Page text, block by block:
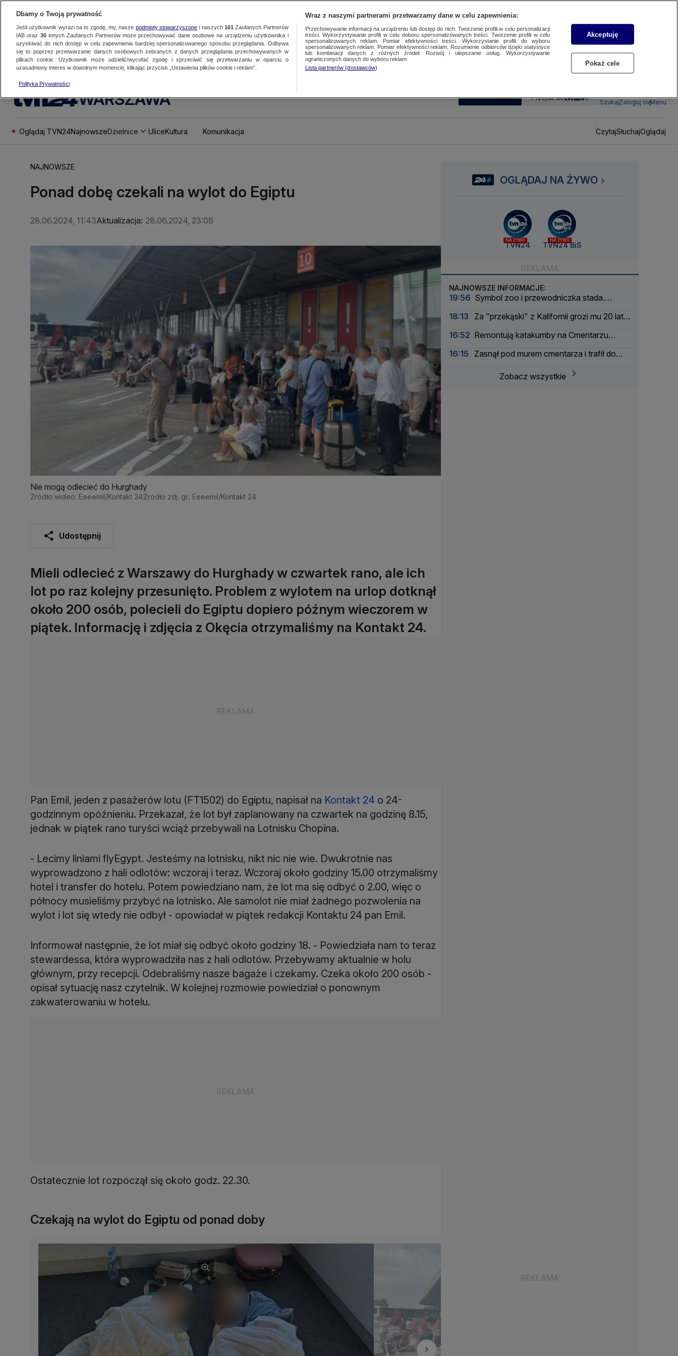
WARSZAWA SUBSKRYBUJ Przejdź do
SzukajZaloguj sięMenu
Oglądaj TVN24NajnowszeDzielnice UliceKultura Komunikacja CzytajSłuchajOglądaj
NAJNOWSZE
Ponad dobę czekali na wylot do Egiptu
28.06.2024, 11:43Aktualizacja: 28.06.2024, 23:08
Nie mogą odlecieć do Hurghady
Źródło wideo: Eeeemil/Kontakt 24Źródło zdj. gł.: Eeeemil/Kontakt 24
Udostępnij
Mieli odlecieć z Warszawy do Hurghady w czwartek rano, ale ich
lot po raz kolejny przesunięto. Problem z wylotem na urlop dotknął
około 200 osób, polecieli do Egiptu dopiero późnym wieczorem w
piątek. Informację i zdjęcia z Okęcia otrzymaliśmy na Kontakt 24.
Pan Emil, jeden z pasażerów lotu (FT1502) do Egiptu, napisał na Kontakt 24 o 24-
godzinnym opóźnieniu. Przekazał, że lot był zaplanowany na czwartek na godzinę 8.15,
jednak w piątek rano turyści wciąż przebywali na Lotnisku Chopina.
- Lecimy liniami flyEgypt. Jesteśmy na lotnisku, nikt nic nie wie. Dwukrotnie nas
wyprowadzono z hali odlotów: wczoraj i teraz. Wczoraj około godziny 15.00 otrzymaliśmy
hotel i transfer do hotelu. Potem powiedziano nam, że lot ma się odbyć o 2.00, więc o
północy musieliśmy przybyć na lotnisko. Ale samolot nie miał żadnego pozwolenia na
wylot i lot się wtedy nie odbył - opowiadał w piątek redakcji Kontaktu 24 pan Emil.
Informował następnie, że lot miał się odbyć około godziny 18. - Powiedziała nam to teraz
stewardessa, która wyprowadziła nas z hali odlotów. Przebywamy aktualnie w holu
głównym, przy recepcji. Odebraliśmy nasze bagaże i czekamy. Czeka około 200 osób -
opisał sytuację nasz czytelnik. W kolejnej rozmowie powiedział o ponownym
zakwaterowaniu w hotelu.
Ostatecznie lot rozpoczął się około godz. 22.30.
Czekają na wylot do Egiptu od ponad doby
OGLĄDAJ NA ŻYWO
NA ŻYWO
TVN24
NA ŻYWO
TVN24 BiS
NAJNOWSZE INFORMACJE:
19:56 Symbol zoo i przewodniczka stada.
18:13
Za "przekąski" z Kalifornii grozi mu 20 lat
16:52 Remontują katakumby na Cmentarzu
16:15
Zasnął pod murem cmentarza i trafił do
Zobacz wszystkie
Dbamy o Twoją prywatność
Jeśli użytkownik wyrazi na to zgodę, my, nasze podmioty stowarzyszonei naszych 161 Zaufanych Partnerów
IAB oraz 30innych Zaufanych Partnerów może przechowywać dane osobowe na urządzeniu użytkownika i
uzyskiwać do nich dostęp w celu zapewnienia bardziej spersonalizowanego sposobu przeglądania. Odbywa
się to poprzez przetwarzanie danych osobowych zebranych z danych przeglądania przechowywanych w
plikach cookie. Użytkownik może udzielić/wycofać zgodę i sprzeciwić się przetwarzaniu w oparciu o
uzasadniony interes w dowolnym momencie, klikając przycisk „Ustawienia plików cookie i reklam”.
Polityka Prywatności
Wraz z naszymi partnerami przetwarzamy dane w celu zapewnienia:
Przechowywanie informacji na urządzeniu lub dostęp do nich. Tworzenie profili w celu personalizacji
treści. Wykorzystywanie profili w celu doboru spersonalizowanych treści. Tworzenie profili w celu
spersonalizowanych reklam. Pomiar efektywności treści. Wykorzystanie profili do wyboru
spersonalizowanych reklam. Pomiar efektywności reklam. Rozumienie odbiorców dzięki statystyce
lub kombinacji danych z różnych źródeł. Rozwój i ulepszanie usług. Wykorzystywanie
ograniczonych danych do wyboru reklam.
Lista partnerów (dostawców)
Akceptuję
Pokaż cele